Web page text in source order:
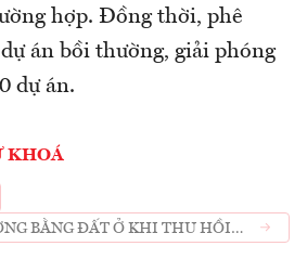
hợp. Đồng thời, phê
án bồi thường, giải phóng
dự án.
KHOÁ
BẰNG ĐẤT Ở KHI THU HỒI